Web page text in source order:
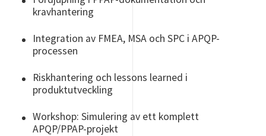
kravhantering
Integration av FMEA, MSA och SPC i APQP-
processen
Riskhantering och lessons learned i
produktutveckling
Workshop: Simulering av ett komplett
APQP/PPAP-projekt